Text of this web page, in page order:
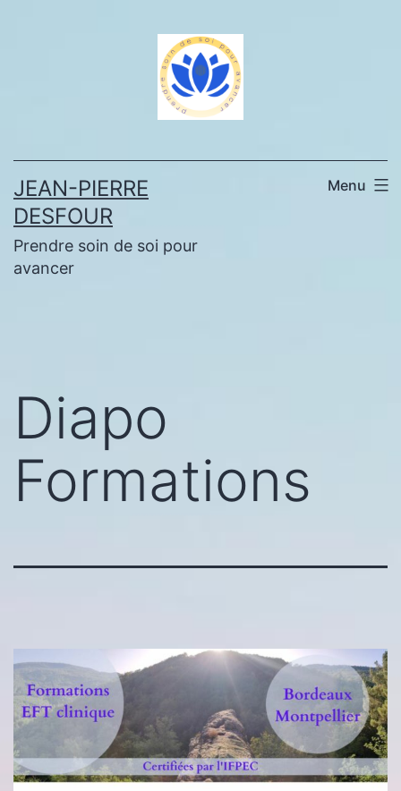
JEAN-PIERRE
DESFOUR
Prendre soin de soi pour
avancer
Menu
Diapo
Formations